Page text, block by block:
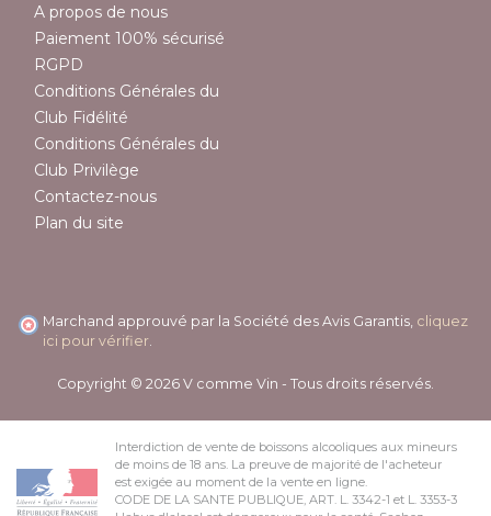
A propos de nous
Paiement 100% sécurisé
RGPD
Conditions Générales du
Club Fidélité
Conditions Générales du
Club Privilège
Contactez-nous
Plan du site
Marchand approuvé par la Société des Avis Garantis, cliquez
ici pour vérifier
Copyright © 2026 V comme Vin - Tous droits réservés.
Interdiction de vente de boissons alcooliques aux mineurs
de moins de 18 ans. La preuve de majorité de l'acheteur
est exigée au moment de la vente en ligne.
CODE DE LA SANTE PUBLIQUE, ART. L. 3342-1 et L. 3353-3